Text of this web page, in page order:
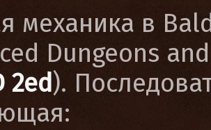
механика в
Dungeons
2ed).